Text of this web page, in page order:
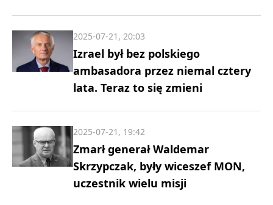
Izrael był bez polskiego
ambasadora przez niemal cztery
lata. Teraz to się zmieni
2025-07-21, 20:03
Zmarł generał Waldemar
Skrzypczak, były wiceszef MON,
uczestnik wielu misji
2025-07-21, 19:42